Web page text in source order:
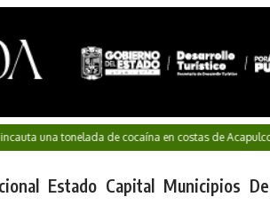
una tonelada de cocaína en costas de Acapulco
Estado Capital Municipios